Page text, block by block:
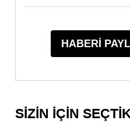
HABERİ
SİZİN İÇİN